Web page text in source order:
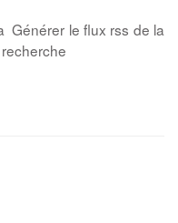
Générer le flux rss de la